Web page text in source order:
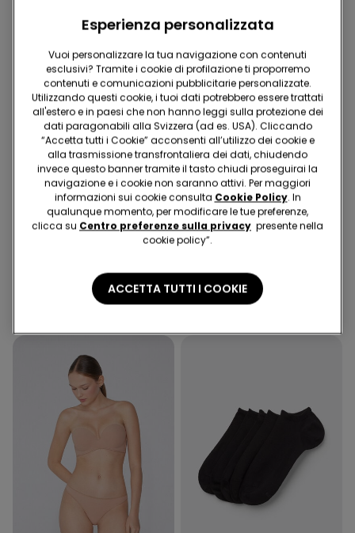
-70%
Tela Elasticizzata
9.25 CHF
Microfibra Riciclata
-41%
1 Colore
10.00 CHF
Esperienza personalizzata
Vuoi personalizzare la tua navigazione con contenuti
esclusivi? Tramite i cookie di profilazione ti proporremo
contenuti e comunicazioni pubblicitarie personalizzate.
Utilizzando questi cookie, i tuoi dati potrebbero essere trattati
all'estero e in paesi che non hanno leggi sulla protezione dei
dati paragonabili alla Svizzera (ad es. USA). Cliccando
“Accetta tutti i Cookie” acconsenti all’utilizzo dei cookie e
alla trasmissione transfrontaliera dei dati, chiudendo
invece questo banner tramite il tasto chiudi proseguirai la
navigazione e i cookie non saranno attivi. Per maggiori
informazioni sui cookie consulta Cookie Policy. In
qualunque momento, per modificare le tue preferenze,
clicca su Centro preferenze sulla privacy presente nella
cookie policy”.
ACCETTA TUTTI I COOKIE